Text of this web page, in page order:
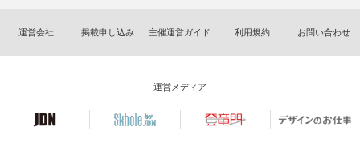
運営会社 掲載申し込み 主催運営ガイド 利用規約 お問い合わせ
運営メディア